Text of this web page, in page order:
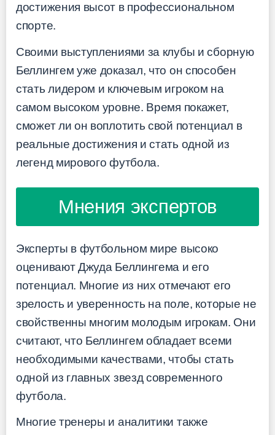
достижения высот в профессиональном
спорте.
Своими выступлениями за клубы и сборную
Беллингем уже доказал, что он способен
стать лидером и ключевым игроком на
самом высоком уровне. Время покажет,
сможет ли он воплотить свой потенциал в
реальные достижения и стать одной из
легенд мирового футбола.
Мнения экспертов
Эксперты в футбольном мире высоко
оценивают Джуда Беллингема и его
потенциал. Многие из них отмечают его
зрелость и уверенность на поле, которые не
свойственны многим молодым игрокам. Они
считают, что Беллингем обладает всеми
необходимыми качествами, чтобы стать
одной из главных звезд современного
футбола.
Многие тренеры и аналитики также